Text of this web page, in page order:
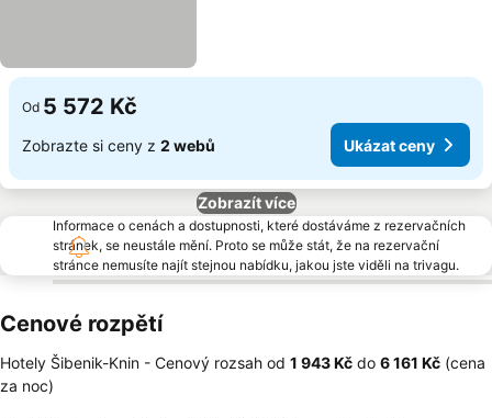
Od 5 572 Kč
Zobrazte si ceny z 2 webů Ukázat ceny
Zobrazít více
Informace o cenách a dostupnosti, které dostáváme z rezervačních
stránek, se neustále mění. Proto se může stát, že na rezervační
stránce nemusíte najít stejnou nabídku, jakou jste viděli na trivagu.
Cenové rozpětí
Hotely Šibenik-Knin - Cenový rozsah od ‎1 943 Kč do ‎6 161 Kč (cena
za noc)